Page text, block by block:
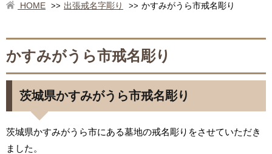
HOME >> 出張戒名字彫り >> かすみがうら市戒名彫り
かすみがうら市戒名彫り
茨城県かすみがうら市戒名彫り
茨城県かすみがうら市にある墓地の戒名彫りをさせていただき
ました。